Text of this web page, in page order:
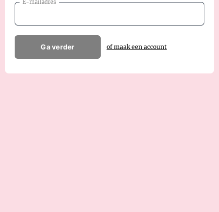
E-mailadres
Ga verder of maak een account